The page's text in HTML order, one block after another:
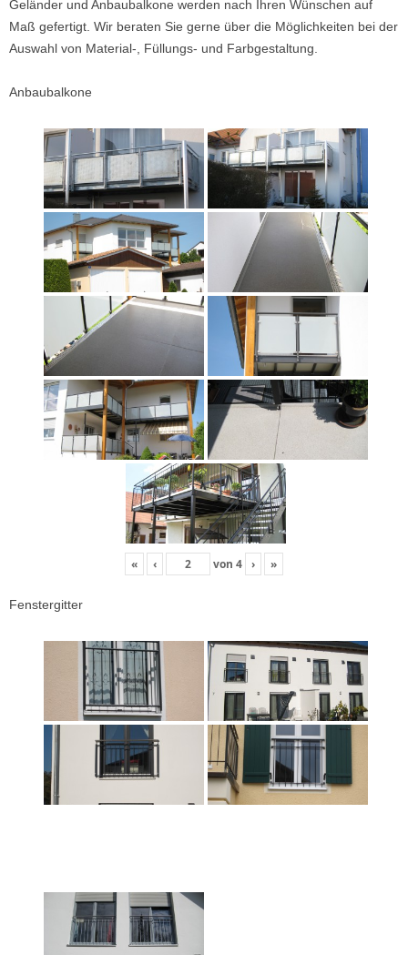
Geländer und Anbaubalkone werden nach Ihren Wünschen auf
Maß gefertigt. Wir beraten Sie gerne über die Möglichkeiten bei der
Auswahl von Material-, Füllungs- und Farbgestaltung.
Anbaubalkone
« ‹ von 4 › »
Fenstergitter